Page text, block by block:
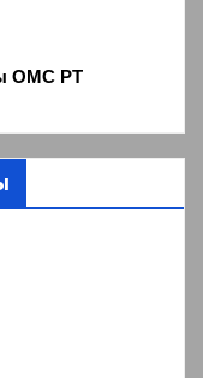
ОМС РТ